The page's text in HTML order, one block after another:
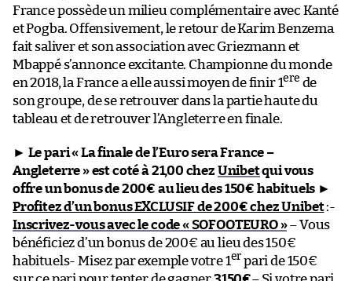
France possède un milieu complémentaire avec Kanté
et Pogba. Offensivement, le retour de Karim Benzema
fait saliver et son association avec Griezmann et
Mbappé s’annonce excitante. Championne du monde
en 2018, la France a elle aussi moyen de finir 1ere de
son groupe, de se retrouver dans la partie haute du
tableau et de retrouver l’Angleterre en finale.
► Le pari « La finale de l’Euro sera France –
Angleterre » est coté à 21,00 chez Unibetqui vous
offre un bonus de 200€ au lieu des 150€ habituels ►
Profitez d’un bonus EXCLUSIF de 200€ chez Unibet:-
Inscrivez-vous avec le code « SOFOOTEURO »– Vous
bénéficiez d’un bonus de 200€ au lieu des 150€
habituels- Misez par exemple votre 1er pari de 150€